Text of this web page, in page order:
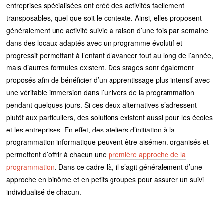
entreprises spécialisées ont créé des activités facilement
transposables, quel que soit le contexte. Ainsi, elles proposent
généralement une activité suivie à raison d’une fois par semaine
dans des locaux adaptés avec un programme évolutif et
progressif permettant à l’enfant d’avancer tout au long de l’année,
mais d’autres formules existent. Des stages sont également
proposés afin de bénéficier d’un apprentissage plus intensif avec
une véritable immersion dans l’univers de la programmation
pendant quelques jours. Si ces deux alternatives s’adressent
plutôt aux particuliers, des solutions existent aussi pour les écoles
et les entreprises. En effet, des ateliers d’initiation à la
programmation informatique peuvent être aisément organisés et
permettent d’offrir à chacun unepremière approche de la
programmation. Dans ce cadre-là, il s’agit généralement d’une
approche en binôme et en petits groupes pour assurer un suivi
individualisé de chacun.